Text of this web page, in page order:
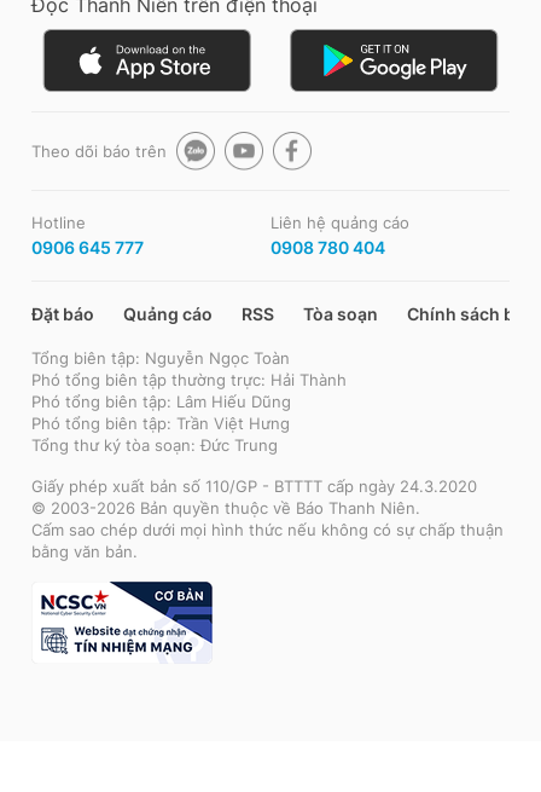
Đọc Thanh Niên trên điện thoại
Theo dõi báo trên
Hotline
0906 645 777
Liên hệ quảng cáo
0908 780 404
Đặt báo Quảng cáo RSS Tòa soạn Chính sách bảo
Tổng biên tập: Nguyễn Ngọc Toàn
Phó tổng biên tập thường trực: Hải Thành
Phó tổng biên tập: Lâm Hiếu Dũng
Phó tổng biên tập: Trần Việt Hưng
Tổng thư ký tòa soạn: Đức Trung
Giấy phép xuất bản số 110/GP - BTTTT cấp ngày 24.3.2020
© 2003-2026 Bản quyền thuộc về Báo Thanh Niên.
Cấm sao chép dưới mọi hình thức nếu không có sự chấp thuận
bằng văn bản.